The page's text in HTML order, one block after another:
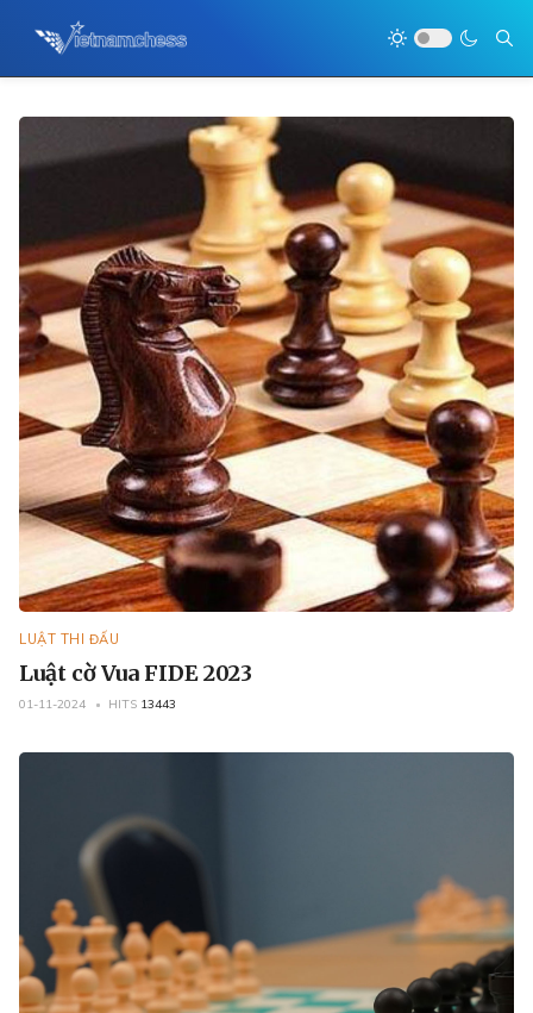
LUẬT THI ĐẤU
Luật cờ Vua FIDE 2023
01-11-2024 HITS 13443